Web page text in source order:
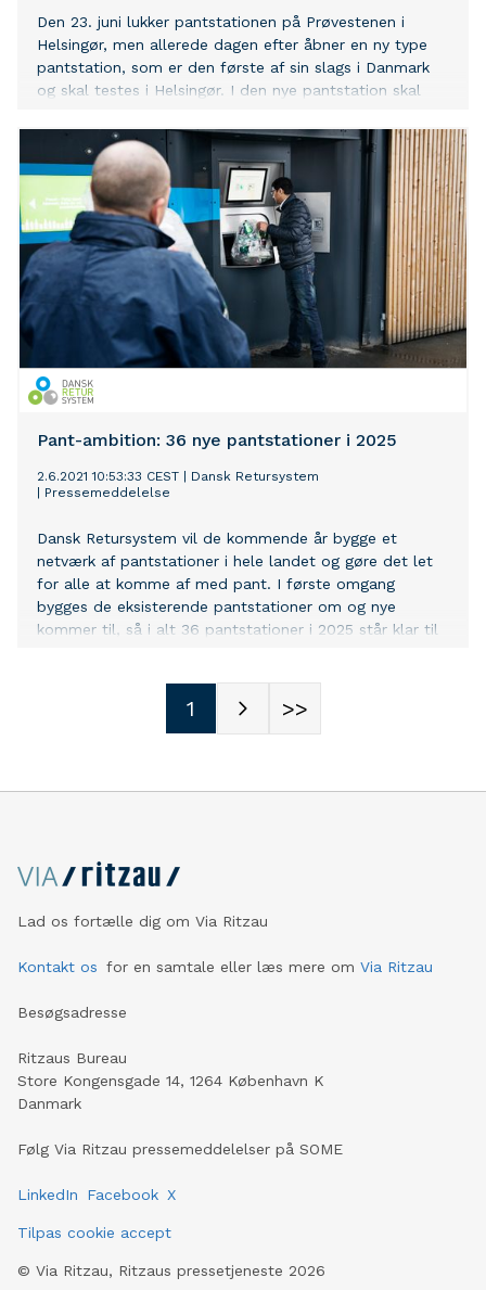
Den 23. juni lukker pantstationen på Prøvestenen i
Helsingør, men allerede dagen efter åbner en ny type
pantstation, som er den første af sin slags i Danmark
og skal testes i Helsingør. I den nye pantstation skal
plastikflasker og dåser hældes direkte i en hurtigt
tællende maskine med plads til langt mere end i dag.
Det gør den nye pantstation mere miljøvenlig, og
samtidig kan brugerne se frem til at få pantpengene
sat ind på deres betalingskort samme dag.
Pant-ambition: 36 nye pantstationer i 2025
2.6.2021 10:53:33 CEST
Dansk Retursystem
Pressemeddelelse
Dansk Retursystem vil de kommende år bygge et
netværk af pantstationer i hele landet og gøre det let
for alle at komme af med pant. I første omgang
bygges de eksisterende pantstationer om og nye
kommer til, så i alt 36 pantstationer i 2025 står klar til
landets genbrugspladser.
1 >>
Lad os fortælle dig om Via Ritzau
Kontakt os for en samtale eller læs mere om Via Ritzau
Besøgsadresse
Ritzaus Bureau
Store Kongensgade 14, 1264 København K
Danmark
Følg Via Ritzau pressemeddelelser på SOME
LinkedIn Facebook X
Tilpas cookie accept
© Via Ritzau, Ritzaus pressetjeneste 2026